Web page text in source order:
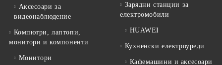
Аксесоари за
видеонаблюдение
Компютри, лаптопи,
монитори и компоненти
Монитори
Зарядни станции за
електромобили
HUAWEI
Кухненски електроуреди
Кафемашини и аксесоари